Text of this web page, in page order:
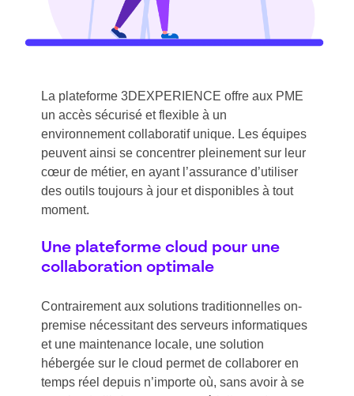
La plateforme 3DEXPERIENCE offre aux PME
un accès sécurisé et flexible à un
environnement collaboratif unique. Les équipes
peuvent ainsi se concentrer pleinement sur leur
cœur de métier, en ayant l’assurance d’utiliser
des outils toujours à jour et disponibles à tout
moment.
Une plateforme cloud pour une
collaboration optimale
Contrairement aux solutions traditionnelles on-
premise nécessitant des serveurs informatiques
et une maintenance locale, une solution
hébergée sur le cloud permet de collaborer en
temps réel depuis n’importe où, sans avoir à se